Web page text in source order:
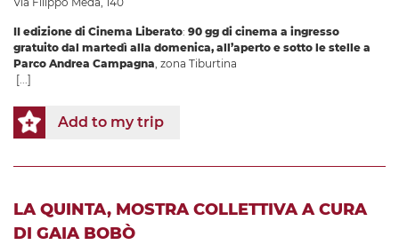
II edizione di Cinema Liberato: 90 gg di cinema a ingresso
gratuito dal martedì alla domenica, all’aperto e sotto le stelle a
Parco Andrea Campagna, zona Tiburtina
[...]
Add to my trip
LA QUINTA, MOSTRA COLLETTIVA A CURA
DI GAIA BOBÒ